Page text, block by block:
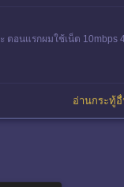
ตอนแรกผมใช้เน็ต 10mbps
อ่านกระทู้